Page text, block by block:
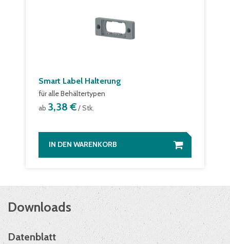
Smart Label Halterung
für alle Behältertypen
ab 3,38 €/ Stk.
IN DEN WARENKORB
Downloads
Datenblatt